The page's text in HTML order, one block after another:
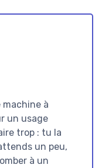
machine à
un usage
trop : tu la
un peu,
à un